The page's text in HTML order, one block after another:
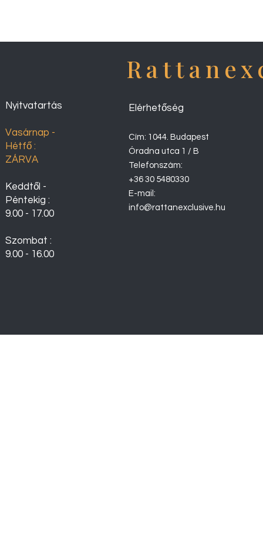
Nyitvatartás
Vasárnap -
Hétfő :
ZÁRVA
Keddtől -
Péntekig :
9.00 - 17.00
Szombat :
9.00 - 16.00
Elérhetőség
Cím: 1044. Budapest
Óradna utca 1 / B
Telefonszám:
+36 30 5480330
E-mail:
info@rattanexclusive.hu